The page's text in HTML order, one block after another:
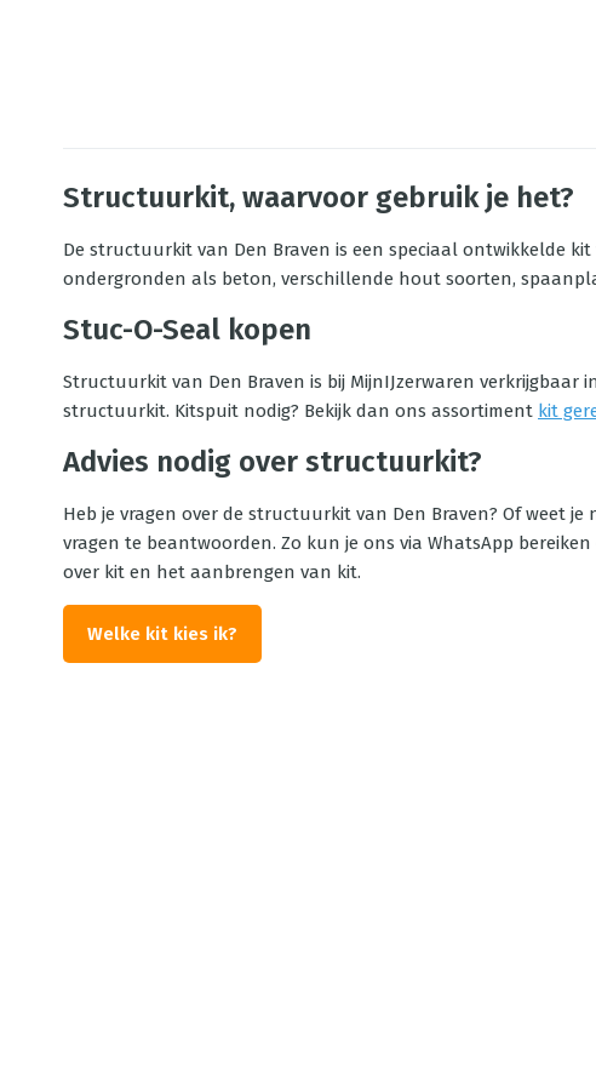
Structuurkit, waarvoor gebruik je het?
De structuurkit van Den Braven is een speciaal ontwikkelde
ondergronden als beton, verschillende hout soorten,
Stuc-O-Seal kopen
Structuurkit van Den Braven is bij MijnIJzerwaren
structuurkit. Kitspuit nodig? Bekijk dan ons assortiment kit
Advies nodig over structuurkit?
Heb je vragen over de structuurkit van Den Braven? Of weet je
vragen te beantwoorden. Zo kun je ons via WhatsApp
over kit en het aanbrengen van kit.
Welke kit kies ik?